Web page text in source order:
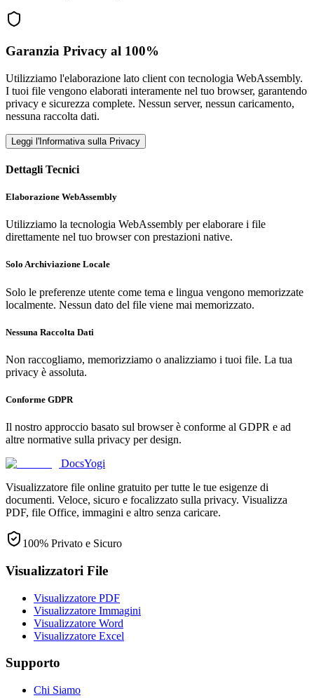
Garanzia Privacy al 100%
Utilizziamo l'elaborazione lato client con tecnologia WebAssembly.
I tuoi file vengono elaborati interamente nel tuo browser, garantendo
privacy e sicurezza complete. Nessun server, nessun caricamento,
nessuna raccolta dati.
Leggi l'Informativa sulla Privacy
Dettagli Tecnici
Elaborazione WebAssembly
Utilizziamo la tecnologia WebAssembly per elaborare i file
direttamente nel tuo browser con prestazioni native.
Solo Archiviazione Locale
Solo le preferenze utente come tema e lingua vengono memorizzate
localmente. Nessun dato del file viene mai memorizzato.
Nessuna Raccolta Dati
Non raccogliamo, memorizziamo o analizziamo i tuoi file. La tua
privacy è assoluta.
Conforme GDPR
Il nostro approccio basato sul browser è conforme al GDPR e ad
altre normative sulla privacy per design.
DocsYogi
Visualizzatore file online gratuito per tutte le tue esigenze di
documenti. Veloce, sicuro e focalizzato sulla privacy. Visualizza
PDF, file Office, immagini e altro senza caricare.
100% Privato e Sicuro
Visualizzatori File
Visualizzatore PDF
Visualizzatore Immagini
Visualizzatore Word
Visualizzatore Excel
Supporto
Chi Siamo